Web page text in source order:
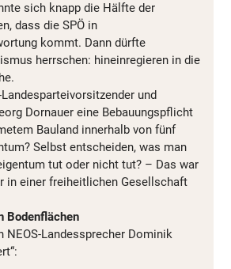
sich knapp die Hälfte der
dass die SPÖ in
kommt. Dann dürfte
herrschen: hineinregieren in die
und
Dornauer eine Bebauungspflicht
Bauland innerhalb von fünf
Selbst entscheiden, was man
tut oder nicht tut? – Das war
in einer freiheitlichen Gesellschaft
Bodenflächen
NEOS-Landessprecher Dominik